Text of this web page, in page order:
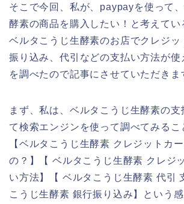
そこで今回、私が、paypayを使って
酵素の商品を購入したい！と考えてい
ベルタこうじ生酵素のお店でクレジッ
振り込み、代引などの支払い方法が使
を調べたので記事にさせていただきま
まず、私は、ベルタこうじ生酵素の支
て検索エンジンを使って調べてみるこ
【ベルタこうじ生酵素 クレジットカ
の？】【 ベルタこうじ生酵素 クレ
い方法】【 ベルタこうじ生酵素 代引
こうじ生酵素 銀行振り込み】という